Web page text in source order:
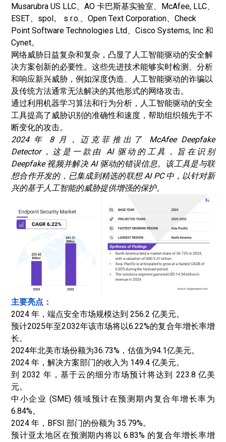
Musarubra US LLC、AO 卡巴斯基实验室、McAfee, LLC、
ESET、spol。 s r.o.、Open Text Corporation、Check
Point Software Technologies Ltd、Cisco Systems, Inc 和
Cynet。
网络威胁日益复杂和复杂，凸显了人工智能驱动的安全解
决方案创新的必要性。这些先进技术能够实时检测、分析
和响应新兴威胁，例如深度伪造、人工智能驱动的诈骗以
及传统方法通常无法解决的其他形式的网络攻击。
通过利用机器学习算法和行为分析，人工智能驱动的安全
工具提高了威胁识别的准确性和速度，帮助组织领先于不
断变化的攻击。
2024 年 8 月，迈克菲推出了 McAfee Deepfake
Detector，这是一款由 AI 驱动的工具，旨在识别
Deepfake 视频并解决 AI 驱动的错误信息。该工具是与联
想合作开发的，已集成到精选的联想 AI PC 中，以针对新
兴的基于人工智能的威胁提供增强的保护。
主要亮点：
2024 年，端点安全市场规模达到 256.2 亿美元。
预计2025年至2032年该市场将以6.22%的复合年增长率增
长。
2024年北美市场份额为36.73%，估值为94.1亿美元。
2024 年，解决方案部门的收入为 149.4 亿美元。
到 2032 年，基于云的细分市场预计将达到 223.8 亿美
元。
中小企业 (SME) 领域预计在预测期内复合年增长率为
6.84%。
2024 年，BFSI 部门的份额为 35.79%。
预计亚太地区在预测期内将以 6.83% 的复合年增长率增